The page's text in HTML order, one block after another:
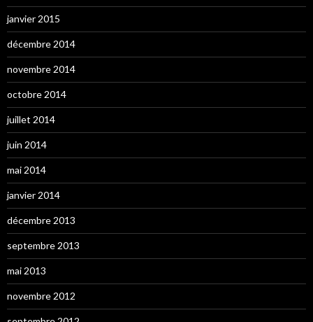
janvier 2015
décembre 2014
novembre 2014
octobre 2014
juillet 2014
juin 2014
mai 2014
janvier 2014
décembre 2013
septembre 2013
mai 2013
novembre 2012